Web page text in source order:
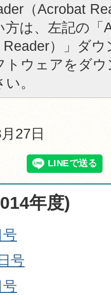
（Acrobat
は、左記の「
）」ダ
トウェアをダ
。
27日
年度)
号